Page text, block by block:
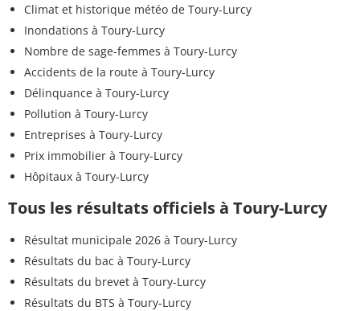
Climat et historique météo de Toury-Lurcy
Inondations à Toury-Lurcy
Nombre de sage-femmes à Toury-Lurcy
Accidents de la route à Toury-Lurcy
Délinquance à Toury-Lurcy
Pollution à Toury-Lurcy
Entreprises à Toury-Lurcy
Prix immobilier à Toury-Lurcy
Hôpitaux à Toury-Lurcy
Tous les résultats officiels à Toury-Lurcy
Résultat municipale 2026 à Toury-Lurcy
Résultats du bac à Toury-Lurcy
Résultats du brevet à Toury-Lurcy
Résultats du BTS à Toury-Lurcy